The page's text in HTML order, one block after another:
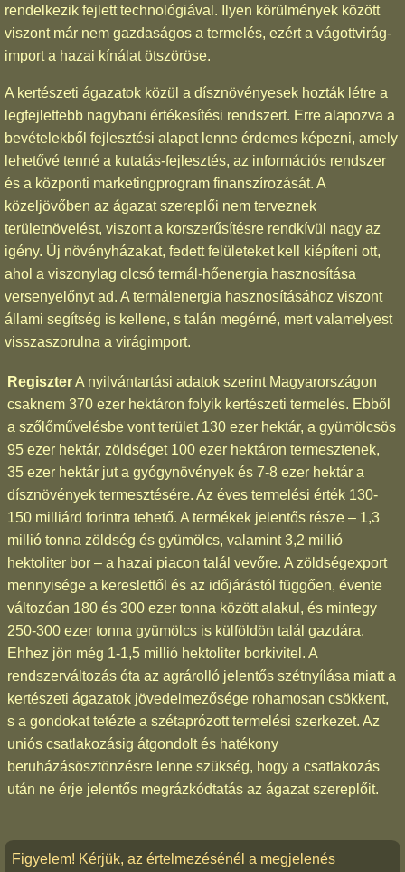
rendelkezik fejlett technológiával. Ilyen körülmények között
viszont már nem gazdaságos a termelés, ezért a vágottvirág-
import a hazai kínálat ötszöröse.
A kertészeti ágazatok közül a dísznövényesek hozták létre a
legfejlettebb nagybani értékesítési rendszert. Erre alapozva a
bevételekből fejlesztési alapot lenne érdemes képezni, amely
lehetővé tenné a kutatás-fejlesztés, az információs rendszer
és a központi marketingprogram finanszírozását. A
közeljövőben az ágazat szereplői nem terveznek
területnövelést, viszont a korszerűsítésre rendkívül nagy az
igény. Új növényházakat, fedett felületeket kell kiépíteni ott,
ahol a viszonylag olcsó termál-hőenergia hasznosítása
versenyelőnyt ad. A termálenergia hasznosításához viszont
állami segítség is kellene, s talán megérné, mert valamelyest
visszaszorulna a virágimport.
RegiszterA nyilvántartási adatok szerint Magyarországon
csaknem 370 ezer hektáron folyik kertészeti termelés. Ebből
a szőlőművelésbe vont terület 130 ezer hektár, a gyümölcsös
95 ezer hektár, zöldséget 100 ezer hektáron termesztenek,
35 ezer hektár jut a gyógynövények és 7-8 ezer hektár a
dísznövények termesztésére. Az éves termelési érték 130-
150 milliárd forintra tehető. A termékek jelentős része – 1,3
millió tonna zöldség és gyümölcs, valamint 3,2 millió
hektoliter bor – a hazai piacon talál vevőre. A zöldségexport
mennyisége a kereslettől és az időjárástól függően, évente
változóan 180 és 300 ezer tonna között alakul, és mintegy
250-300 ezer tonna gyümölcs is külföldön talál gazdára.
Ehhez jön még 1-1,5 millió hektoliter borkivitel. A
rendszerváltozás óta az agrárolló jelentős szétnyílása miatt a
kertészeti ágazatok jövedelmezősége rohamosan csökkent,
s a gondokat tetézte a szétaprózott termelési szerkezet. Az
uniós csatlakozásig átgondolt és hatékony
beruházásösztönzésre lenne szükség, hogy a csatlakozás
után ne érje jelentős megrázkódtatás az ágazat szereplőit.
Figyelem! Kérjük, az értelmezésénél a megjelenés